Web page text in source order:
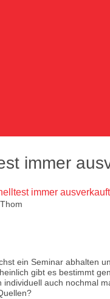
immer
immer ausverkauft
ein Seminar abhalten
gibt es bestimmt
individuell auch nochmal